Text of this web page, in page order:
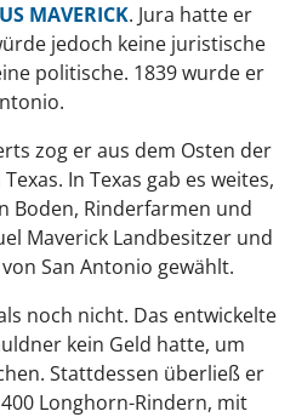
MAVERICK. Jura hatte er
jedoch keine juristische
politische. 1839 wurde er
zog er aus dem Osten der
In Texas gab es weites,
Boden, Rinderfarmen und
Maverick Landbesitzer und
San Antonio gewählt.
noch nicht. Das entwickelte
kein Geld hatte, um
Stattdessen überließ er
Longhorn-Rindern, mit